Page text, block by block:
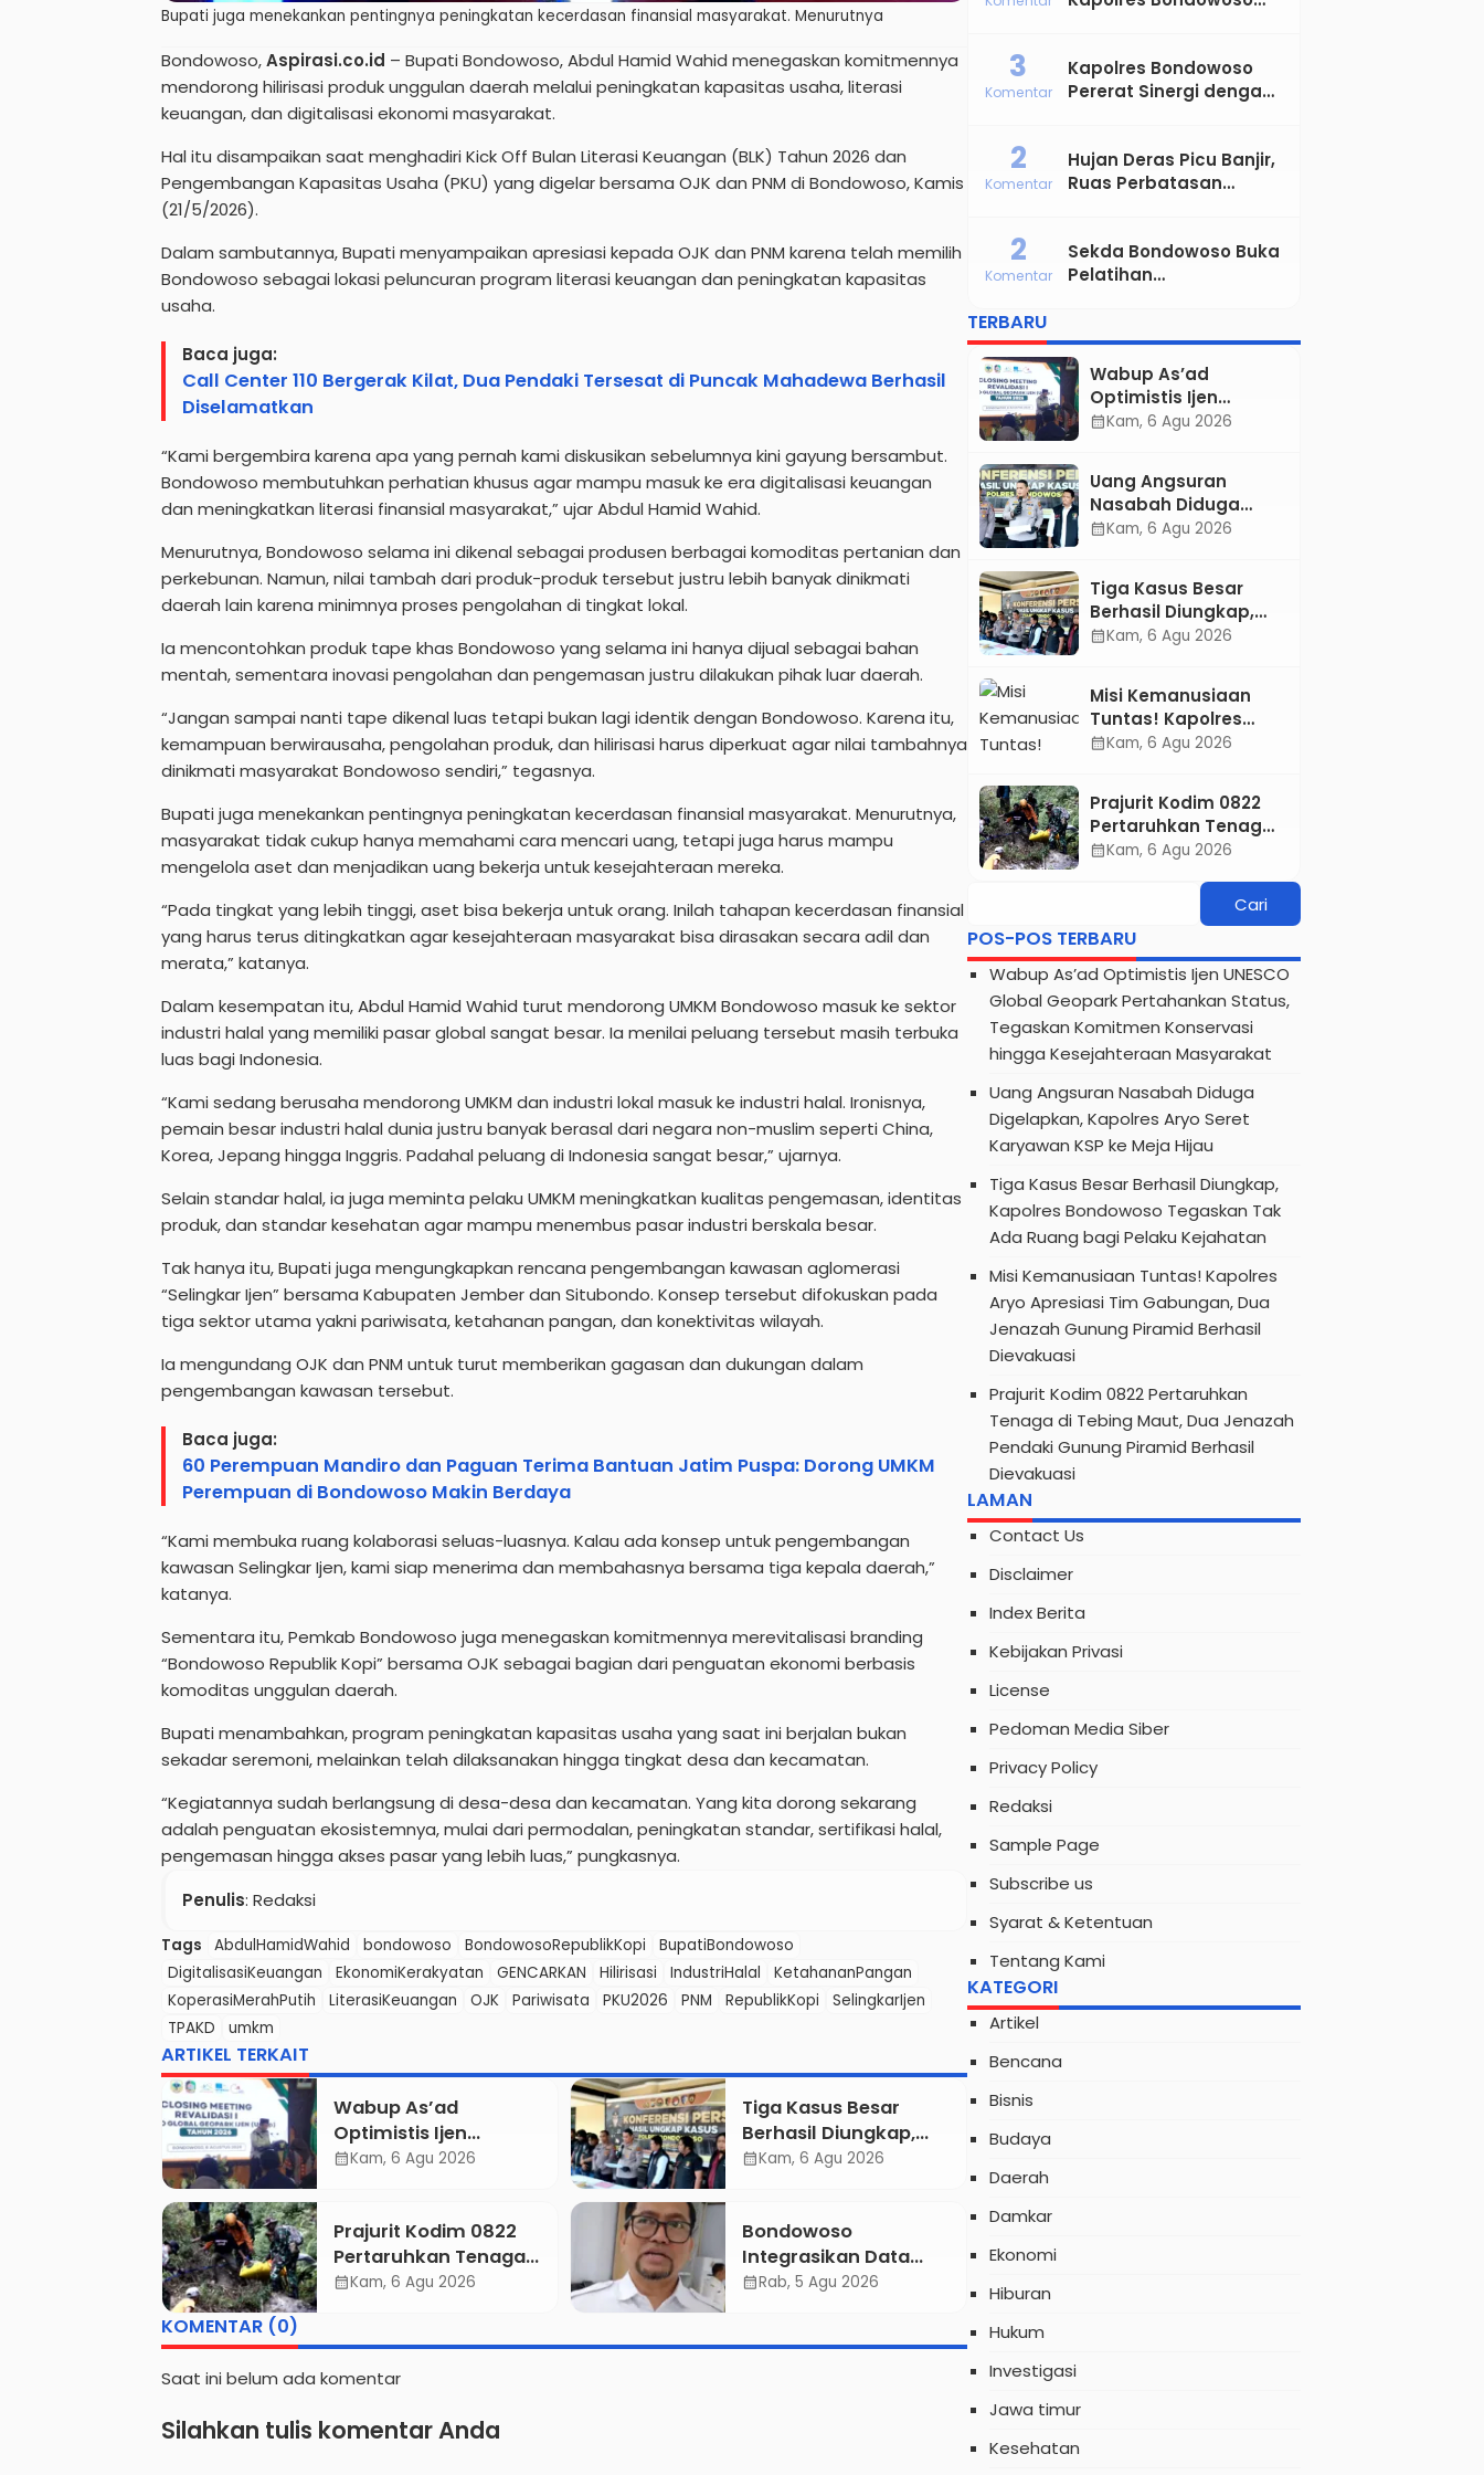
Bupati juga menekankan pentingnya peningkatan kecerdasan finansial masyarakat. Menurutnya
Bondowoso,Aspirasi.co.id – Bupati Bondowoso, Abdul Hamid Wahid menegaskan komitmennya
mendorong hilirisasi produk unggulan daerah melalui peningkatan kapasitas usaha, literasi
keuangan, dan digitalisasi ekonomi masyarakat.
Hal itu disampaikan saat menghadiri Kick Off Bulan Literasi Keuangan (BLK) Tahun 2026 dan
Pengembangan Kapasitas Usaha (PKU) yang digelar bersama OJK dan PNM di Bondowoso, Kamis
(21/5/2026).
Dalam sambutannya, Bupati menyampaikan apresiasi kepada OJK dan PNM karena telah memilih
Bondowoso sebagai lokasi peluncuran program literasi keuangan dan peningkatan kapasitas
usaha.
Baca juga:
Call Center 110 Bergerak Kilat, Dua Pendaki Tersesat di Puncak Mahadewa Berhasil
Diselamatkan
“Kami bergembira karena apa yang pernah kami diskusikan sebelumnya kini gayung bersambut.
Bondowoso membutuhkan perhatian khusus agar mampu masuk ke era digitalisasi keuangan
dan meningkatkan literasi finansial masyarakat,” ujar Abdul Hamid Wahid.
Menurutnya, Bondowoso selama ini dikenal sebagai produsen berbagai komoditas pertanian dan
perkebunan. Namun, nilai tambah dari produk-produk tersebut justru lebih banyak dinikmati
daerah lain karena minimnya proses pengolahan di tingkat lokal.
Ia mencontohkan produk tape khas Bondowoso yang selama ini hanya dijual sebagai bahan
mentah, sementara inovasi pengolahan dan pengemasan justru dilakukan pihak luar daerah.
“Jangan sampai nanti tape dikenal luas tetapi bukan lagi identik dengan Bondowoso. Karena itu,
kemampuan berwirausaha, pengolahan produk, dan hilirisasi harus diperkuat agar nilai tambahnya
dinikmati masyarakat Bondowoso sendiri,” tegasnya.
Bupati juga menekankan pentingnya peningkatan kecerdasan finansial masyarakat. Menurutnya,
masyarakat tidak cukup hanya memahami cara mencari uang, tetapi juga harus mampu
mengelola aset dan menjadikan uang bekerja untuk kesejahteraan mereka.
“Pada tingkat yang lebih tinggi, aset bisa bekerja untuk orang. Inilah tahapan kecerdasan finansial
yang harus terus ditingkatkan agar kesejahteraan masyarakat bisa dirasakan secara adil dan
merata,” katanya.
Dalam kesempatan itu, Abdul Hamid Wahid turut mendorong UMKM Bondowoso masuk ke sektor
industri halal yang memiliki pasar global sangat besar. Ia menilai peluang tersebut masih terbuka
luas bagi Indonesia.
“Kami sedang berusaha mendorong UMKM dan industri lokal masuk ke industri halal. Ironisnya,
pemain besar industri halal dunia justru banyak berasal dari negara non-muslim seperti China,
Korea, Jepang hingga Inggris. Padahal peluang di Indonesia sangat besar,” ujarnya.
Selain standar halal, ia juga meminta pelaku UMKM meningkatkan kualitas pengemasan, identitas
produk, dan standar kesehatan agar mampu menembus pasar industri berskala besar.
Tak hanya itu, Bupati juga mengungkapkan rencana pengembangan kawasan aglomerasi
“Selingkar Ijen” bersama Kabupaten Jember dan Situbondo. Konsep tersebut difokuskan pada
tiga sektor utama yakni pariwisata, ketahanan pangan, dan konektivitas wilayah.
Ia mengundang OJK dan PNM untuk turut memberikan gagasan dan dukungan dalam
pengembangan kawasan tersebut.
Baca juga:
60 Perempuan Mandiro dan Paguan Terima Bantuan Jatim Puspa: Dorong UMKM
Perempuan di Bondowoso Makin Berdaya
“Kami membuka ruang kolaborasi seluas-luasnya. Kalau ada konsep untuk pengembangan
kawasan Selingkar Ijen, kami siap menerima dan membahasnya bersama tiga kepala daerah,”
katanya.
Sementara itu, Pemkab Bondowoso juga menegaskan komitmennya merevitalisasi branding
“Bondowoso Republik Kopi” bersama OJK sebagai bagian dari penguatan ekonomi berbasis
komoditas unggulan daerah.
Bupati menambahkan, program peningkatan kapasitas usaha yang saat ini berjalan bukan
sekadar seremoni, melainkan telah dilaksanakan hingga tingkat desa dan kecamatan.
“Kegiatannya sudah berlangsung di desa-desa dan kecamatan. Yang kita dorong sekarang
adalah penguatan ekosistemnya, mulai dari permodalan, peningkatan standar, sertifikasi halal,
pengemasan hingga akses pasar yang lebih luas,” pungkasnya.
Penulis: Redaksi
Tags AbdulHamidWahid bondowoso BondowosoRepublikKopi
BupatiBondowoso
DigitalisasiKeuangan
EkonomiKerakyatan GENCARKAN Hilirisasi IndustriHalal
KetahananPangan
KoperasiMerahPutih
LiterasiKeuangan OJK Pariwisata PKU2026 PNM RepublikKopi
SelingkarIjen
TPAKD
umkm
ARTIKEL TERKAIT
Wabup As’ad
Optimistis Ijen
UNESCO Global
Komitmen Konservasi
hingga Kesejahteraan
Masyarakat
calendar_monthKam, 6 Agu 2026
Tiga Kasus Besar
Berhasil Diungkap,
Kapolres Bondowoso
Kejahatan
calendar_monthKam, 6 Agu 2026
Prajurit Kodim 0822
Pertaruhkan Tenaga
di Tebing Maut, Dua
calendar_monthKam, 6 Agu 2026
Bondowoso
Integrasikan Data
Seluruh OPD, BIOP
calendar_monthRab, 5 Agu 2026
KOMENTAR (0)
Saat ini belum ada komentar
Silahkan tulis komentar Anda
Bhayangkara ke-80
Kapolres Bondowoso
Pererat Sinergi dengan
Profesional dan Solid
3
Komentar
Hujan Deras Picu Banjir,
Ruas Perbatasan
Parah
2
Komentar
Sekda Bondowoso Buka
Pelatihan
Angkatan VIII dan IX
2
Komentar
TERBARU
Wabup As’ad
Optimistis Ijen
UNESCO Global
Tegaskan Komitmen
Konservasi hingga
Kesejahteraan
calendar_monthKam, 6 Agu 2026
Uang Angsuran
Nasabah Diduga
Digelapkan, Kapolres
calendar_monthKam, 6 Agu 2026
Tiga Kasus Besar
Berhasil Diungkap,
Kapolres Bondowoso
Kejahatan
calendar_monthKam, 6 Agu 2026
Misi Kemanusiaan
Tuntas! Kapolres
Aryo Apresiasi Tim
Piramid Berhasil
Dievakuasi
calendar_monthKam, 6 Agu 2026
Prajurit Kodim 0822
Pertaruhkan Tenaga
di Tebing Maut, Dua
Gunung Piramid
Berhasil Dievakuasi
calendar_monthKam, 6 Agu 2026
POS-POS TERBARU
Wabup As’ad Optimistis Ijen UNESCO
Global Geopark Pertahankan Status,
Tegaskan Komitmen Konservasi
hingga Kesejahteraan Masyarakat
Uang Angsuran Nasabah Diduga
Digelapkan, Kapolres Aryo Seret
Karyawan KSP ke Meja Hijau
Tiga Kasus Besar Berhasil Diungkap,
Kapolres Bondowoso Tegaskan Tak
Ada Ruang bagi Pelaku Kejahatan
Misi Kemanusiaan Tuntas! Kapolres
Aryo Apresiasi Tim Gabungan, Dua
Jenazah Gunung Piramid Berhasil
Dievakuasi
Prajurit Kodim 0822 Pertaruhkan
Tenaga di Tebing Maut, Dua Jenazah
Pendaki Gunung Piramid Berhasil
Dievakuasi
LAMAN
Contact Us
Disclaimer
Index Berita
Kebijakan Privasi
License
Pedoman Media Siber
Privacy Policy
Redaksi
Sample Page
Subscribe us
Syarat & Ketentuan
Tentang Kami
KATEGORI
Artikel
Bencana
Bisnis
Budaya
Daerah
Damkar
Ekonomi
Hiburan
Hukum
Investigasi
Jawa timur
Kesehatan